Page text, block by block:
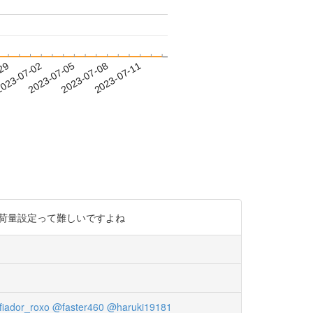
07-02
2023-07-052023-07-082023-07-11
量設定って難しいですよね
@faster460 @haruki19181